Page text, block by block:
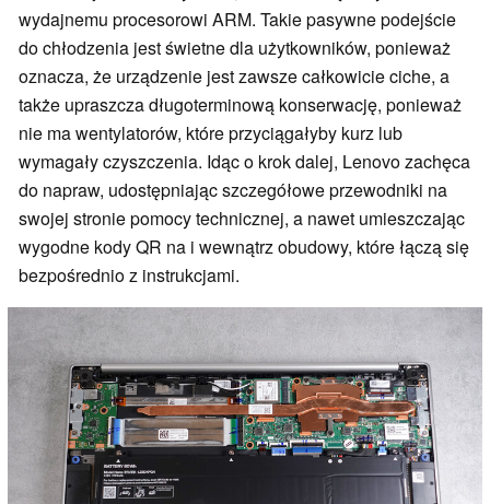
wydajnemu procesorowi ARM. Takie pasywne podejście
do chłodzenia jest świetne dla użytkowników, ponieważ
oznacza, że urządzenie jest zawsze całkowicie ciche, a
także upraszcza długoterminową konserwację, ponieważ
nie ma wentylatorów, które przyciągałyby kurz lub
wymagały czyszczenia. Idąc o krok dalej, Lenovo zachęca
do napraw, udostępniając szczegółowe przewodniki na
swojej stronie pomocy technicznej, a nawet umieszczając
wygodne kody QR na i wewnątrz obudowy, które łączą się
bezpośrednio z instrukcjami.